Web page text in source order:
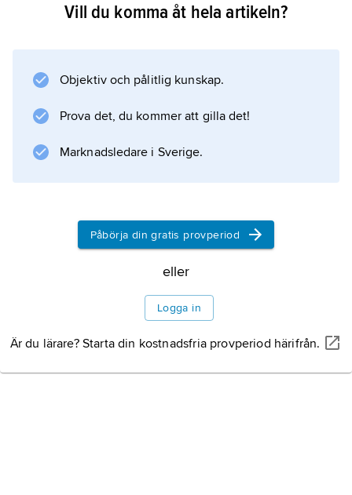
Prissumman utgörs, enligt Anders och Emma
är inrymd. Det uppbars på livstid från 1920 av
årligen till Albert Engström fram till dennes
död. Åren 1940–42 utdelades inget pris, och
sedan
Information om artikeln
Vill du komma åt hela artikeln?
Objektiv och pålitlig kunskap.
Prova det, du kommer att gilla det!
Marknadsledare i Sverige.
Påbörja din gratis provperiod
eller
Logga in
Är du lärare? Starta din kostnadsfria provperiod härifrån.